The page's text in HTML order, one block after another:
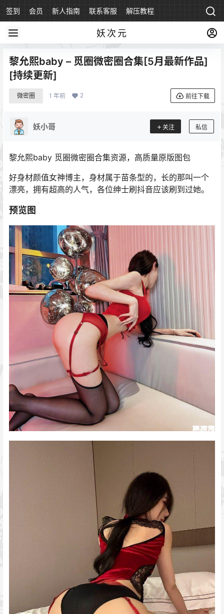
签到 会员 新人指南 联系客服 解压教程
妖次元
黎允熙baby – 觅圈微密圈合集[5月最新作品]
[持续更新]
微密圈 1 年前 2 前往下载
妖小哥 关注 私信
黎允熙baby 觅圈微密圈合集资源，高质量原版图包
好身材颜值女神博主，身材属于苗条型的，长的那叫一个
漂亮，拥有超高的人气，各位绅士刷抖音应该刷到过她。
预览图